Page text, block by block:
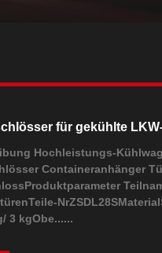
für gekühlte
Hochleistungs-
Containeranhänger
3 kgObe......